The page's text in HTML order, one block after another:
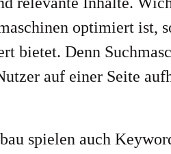
optimiert ist,
bietet. Denn
auf einer Seite
spielen auch